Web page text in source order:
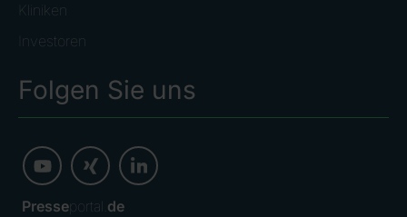
Kliniken
Investoren
Folgen Sie uns
Presseportal. de